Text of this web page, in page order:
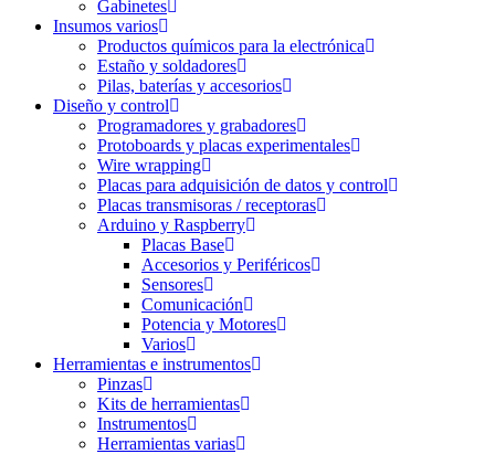
Gabinetes
Insumos varios
Productos químicos para la electrónica
Estaño y soldadores
Pilas, baterías y accesorios
Diseño y control
Programadores y grabadores
Protoboards y placas experimentales
Wire wrapping
Placas para adquisición de datos y control
Placas transmisoras / receptoras
Arduino y Raspberry
Placas Base
Accesorios y Periféricos
Sensores
Comunicación
Potencia y Motores
Varios
Herramientas e instrumentos
Pinzas
Kits de herramientas
Instrumentos
Herramientas varias